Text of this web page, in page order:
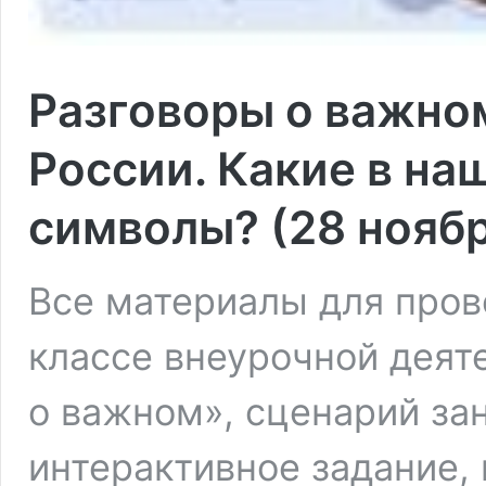
Разговоры о
России. Какие в
символы? (28
Все материалы для
классе внеурочной
о важном», сценарий
интерактивное